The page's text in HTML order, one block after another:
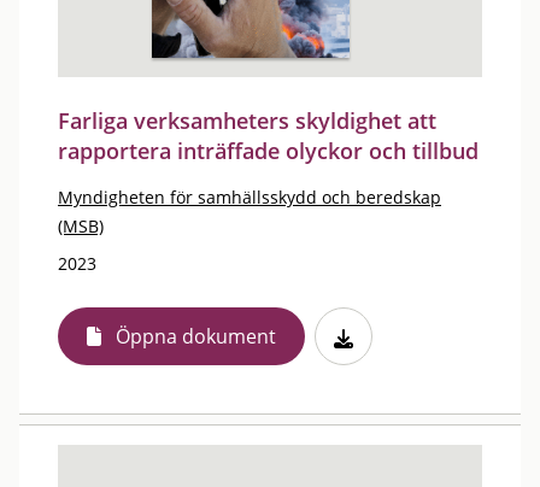
Farliga verksamheters skyldighet att
rapportera inträffade olyckor och tillbud
Myndigheten för samhällsskydd och beredskap
(MSB)
2023
Öppna dokument